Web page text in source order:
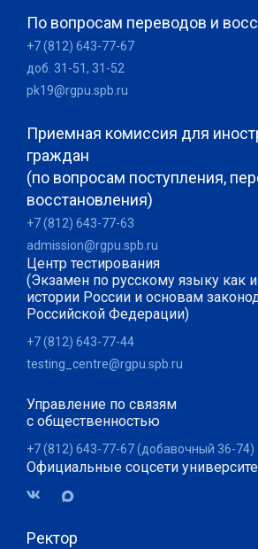
По вопросам переводов и
+7 (812) 643-77-67
доб. 31-51, 31-52
pk19@rgpu.spb.ru
Приемная комиссия для
граждан
(по вопросам поступления,
восстановления)
+7 (812) 643-77-63
admission@rgpu.spb.ru
Центр тестирования
(Экзамен по русскому языку как
истории России и основам
Российской Федерации)
+7 (812) 643-77-44
testing_centre@rgpu.spb.ru
Управление по связям
с общественностью
+7 (812) 643-77-67 (добавочный 36-74)
Официальные соцсети
Ректор